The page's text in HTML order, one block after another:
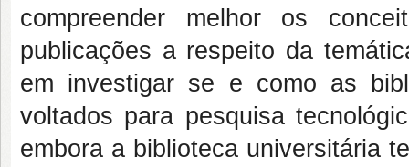
compreender melhor os
publicações a respeito da
em investigar se e como as
voltados para pesquisa
embora a biblioteca universitária